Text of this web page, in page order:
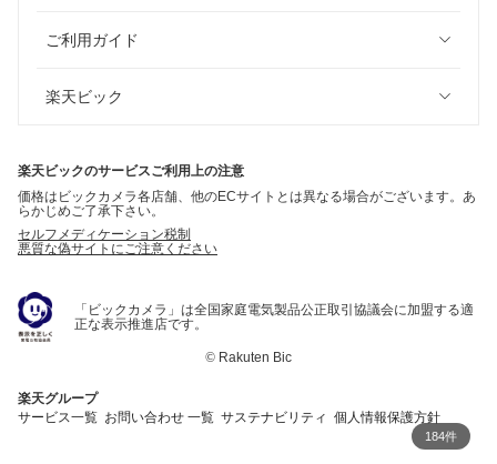
ご利用ガイド
楽天ビック
楽天ビックのサービスご利用上の注意
価格はビックカメラ各店舗、他のECサイトとは異なる場合がございます。あ
らかじめご了承下さい。
セルフメディケーション税制
悪質な偽サイトにご注意ください
「ビックカメラ」は全国家庭電気製品公正取引協議会に加盟する適
正な表示推進店です。
© Rakuten Bic
楽天グループ
サービス一覧 お問い合わせ 一覧 サステナビリティ 個人情報保護方針
184件